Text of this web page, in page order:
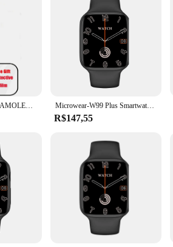
Microwear-W99 Plus AMOLED Smartwatch para homens e mulheres, ChatGPT Compass, série 9, NFC, OS10, relógio esportivo para Android e iOS, 45mm Microwear-W99 Plus Smartwatch, AMOLED, 2GB ROM, W99 Original Além disso, Wearmax, Bússola OS10, Chamada Bluetooth NFC, Série GPS
R$147,55